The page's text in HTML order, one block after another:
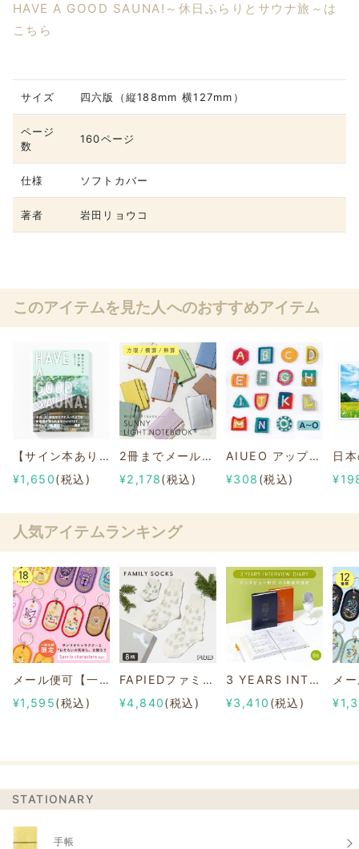
HAVE A GOOD SAUNA!～休日ふらりとサウナ旅～は
こちら
サイズ 四六版（縦188mm 横127mm）
ページ
数
160ページ
仕様 ソフトカバー
著者 岩田リョウコ
このアイテムを見た人へのおすすめアイテム
【サイン本あり】HAVE A GOOD SAUNA!～休日ふらりとサウナ旅～
¥1,650(税込)
2冊までメール便可【文房具屋さん大賞2024「ノート賞」第1位】SUNNY LIGHT NOTEBOOK
¥2,178(税込)
AIUEO アップリケ/ワッペン イニシャル A～O
¥308 (税込)
人気アイテムランキング
メール便可【一部店舗限定】2/8b PAIR KEY RING Sanrio characters ver.
¥1,595(税込)
FAPIEDファミリーソックスセット 総柄
¥4,840(税込)
3 YEARS INTERVIEW DIARY
¥3,410 (税込)
STATIONARY
手帳